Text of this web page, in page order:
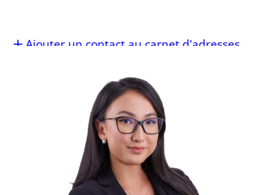
Ajouter un contact au carnet d'adresses